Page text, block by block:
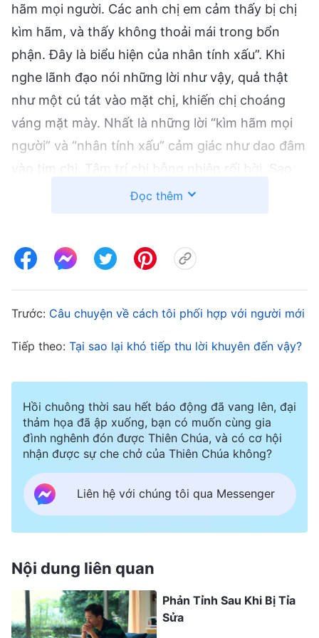
hãm mọi người. Các anh chị em cảm thấy bị chị
kìm hãm, và thấy không thoải mái trong bổn
phận. Đây là biểu hiện của nhân tính xấu”. Khi
nghe lãnh đạo nói những lời như vậy, quả thật
như một cú tát vào mặt chị, khiến chị choáng
váng mặt mày. Nhất là những lời “kìm hãm mọi
người” và “nhân tính xấu” cảm giác như dao đâm
vào tim chị. Tâm trí chị bỗng nhiên rối bời. Sao
chị lại trở thành một người có nhân tính xấu kìm
nào ngủ được. Chị hồi tưởng lại mọi việc trong
là một người thẳng tính, trước nay có sao nói
ra vấn đề của ai đó, chị dám nói thẳng với họ;
mọi người và có nhân tính xấu? Từ khi lãnh đạo
nói chị kìm hãm người khác, chị cố gắng thay
đổi, để mọi người thấy sự chuyển biến của chị.
Như vậy sẽ không ai nói chị kìm hãm họ hay có
nhân tính xấu nữa. Sau đó, chị bắt đầu để ý
giọng điệu của mình khi nói, và chú tâm điều
cho mềm mỏng hơn để không làm tổn thương
lòng tự trọng của mọi người và khiến họ xấu hổ.
Có lúc chị thấy vấn đề của người khác, nhưng
Đọc thêm
Trước: Câu chuyện về cách tôi phối hợp với người mới
Tiếp theo: Tại sao lại khó tiếp thu lời khuyên đến vậy?
Hồi chuông thời sau hết báo động đã vang lên, đại
thảm họa đã ập xuống, bạn có muốn cùng gia
đình nghênh đón được Thiên Chúa, và có cơ hội
nhận được sự che chở của Thiên Chúa không?
Liên hệ với chúng tôi qua Messenger
Nội dung liên quan
Phản Tỉnh Sau Khi Bị Tỉa
Sửa